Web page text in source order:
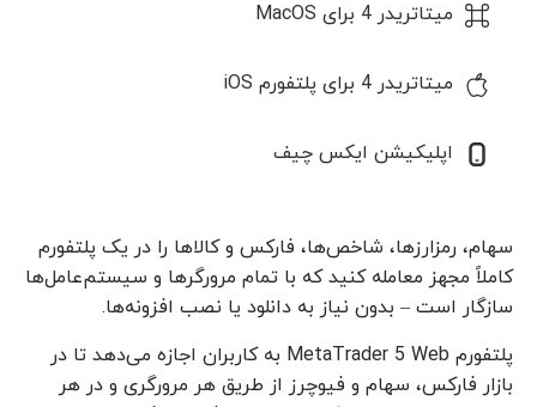
میتاتریدر 4 برای MacOS
میتاتریدر 4 برای پلتفورم iOS
اپلیکیشن ایکس چیف
سهام، رمزارزها، شاخص‌ها، فارکس و کالاها را در یک پلتفورم
کاملاً مجهز معامله کنید که با تمام مرورگرها و سیستم‌عامل‌ها
سازگار است – بدون نیاز به دانلود یا نصب افزونه‌ها.
پلتفورم MetaTrader 5 Web به کاربران اجازه می‌دهد تا در
بازار فارکس، سهام و فیوچرز از طریق هر مرورگری و در هر